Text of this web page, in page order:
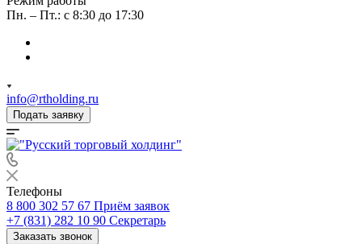
Пн. – Пт.: с 8:30 до 17:30
info@rtholding.ru
Подать заявку
Телефоны
8 800 302 57 67 Приём заявок
+7 (831) 282 10 90 Секретарь
Заказать звонок